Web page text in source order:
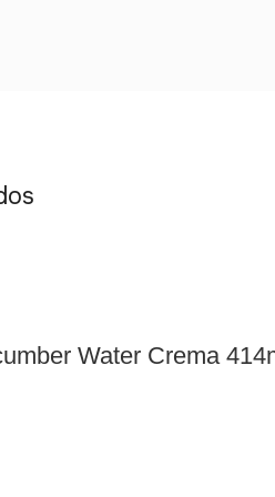
Water Crema